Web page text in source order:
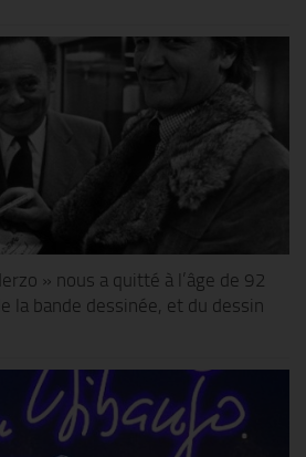
» nous a quitté à l’âge de 92
la bande dessinée, et du dessin